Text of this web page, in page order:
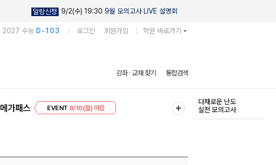
알람신청 9/2(수) 19:30 9월 모의고사 LIVE 설명회
2027 수능 D-103 로그인 회원가입 학원 바로가기
강좌 · 교재 찾기 통합검색
메가패스
EVENT 8/10(월) 마감
다채로운 난도
실전 모의고사